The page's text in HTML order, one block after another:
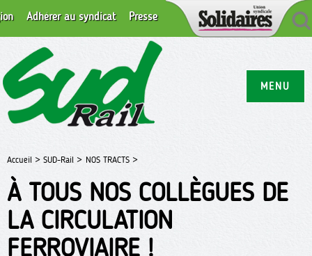
MENU
Adhérer au syndicat Presse
Accueil > SUD-Rail > NOS TRACTS >
À TOUS NOS COLLÈGUES DE
LA CIRCULATION
FERROVIAIRE !